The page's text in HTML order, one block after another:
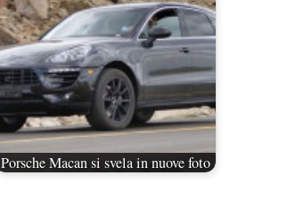
Porsche Macan si svela in nuove foto